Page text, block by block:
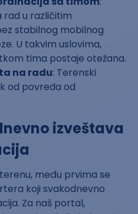
rad u različitim
stabilnog mobilnog
U takvim uslovima,
tima postaje otežana.
na radu: Terenski
od povreda od
izveštava
među prvima se
koji svakodnevno
Za naš portal,